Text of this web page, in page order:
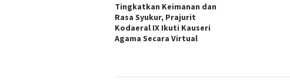
Tingkatkan Keimanan dan
Rasa Syukur, Prajurit
Kodaeral IX Ikuti Kauseri
Agama Secara Virtual